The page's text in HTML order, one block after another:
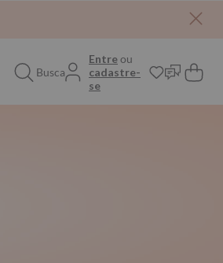
Busca
Entreou
cadastre-
se